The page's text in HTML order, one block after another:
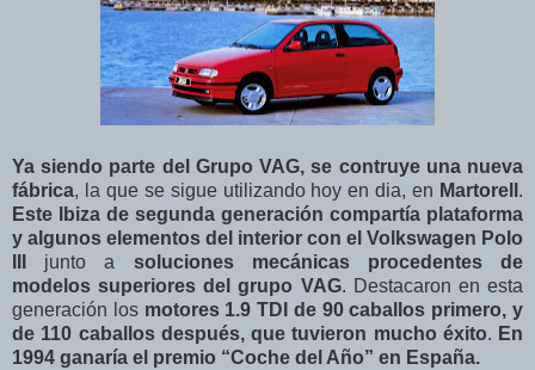
Ya siendo parte del Grupo VAG, se contruye una nueva
fábrica, la que se sigue utilizando hoy en dia, en Martorell .
Este Ibiza de segunda generación compartía plataforma
y algunos elementos del interior con el Volkswagen Polo
junto a soluciones mecánicas procedentes de
modelos superiores del grupo VAG. Destacaron en esta
generación los motores 1.9 TDI de 90 caballos primero, y
de 110 caballos después, que tuvieron mucho éxito. En
1994 ganaría el premio “Coche del Año” en España.